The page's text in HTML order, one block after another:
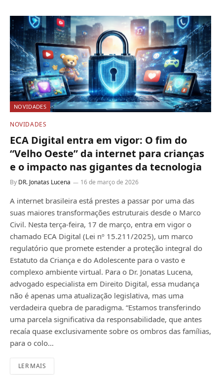
NOVIDADES
NOVIDADES
ECA Digital entra em vigor: O fim do
“Velho Oeste” da internet para crianças
e o impacto nas gigantes da tecnologia
By DR. Jonatas Lucena 16 de março de 2026
A internet brasileira está prestes a passar por uma das
suas maiores transformações estruturais desde o Marco
Civil. Nesta terça-feira, 17 de março, entra em vigor o
chamado ECA Digital (Lei nº 15.211/2025), um marco
regulatório que promete estender a proteção integral do
Estatuto da Criança e do Adolescente para o vasto e
complexo ambiente virtual. Para o Dr. Jonatas Lucena,
advogado especialista em Direito Digital, essa mudança
não é apenas uma atualização legislativa, mas uma
verdadeira quebra de paradigma. “Estamos transferindo
uma parcela significativa da responsabilidade, que antes
recaía quase exclusivamente sobre os ombros das famílias,
para o colo…
LER MAIS